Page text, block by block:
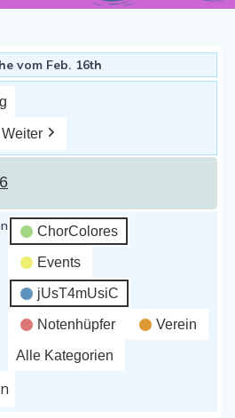
vom Feb. 16th
Weiter
Chorprobe
jUsT4mUsiC
ChorColores
Events
jUsT4mUsiC
Notenhüpfer Verein
Alle Kategorien